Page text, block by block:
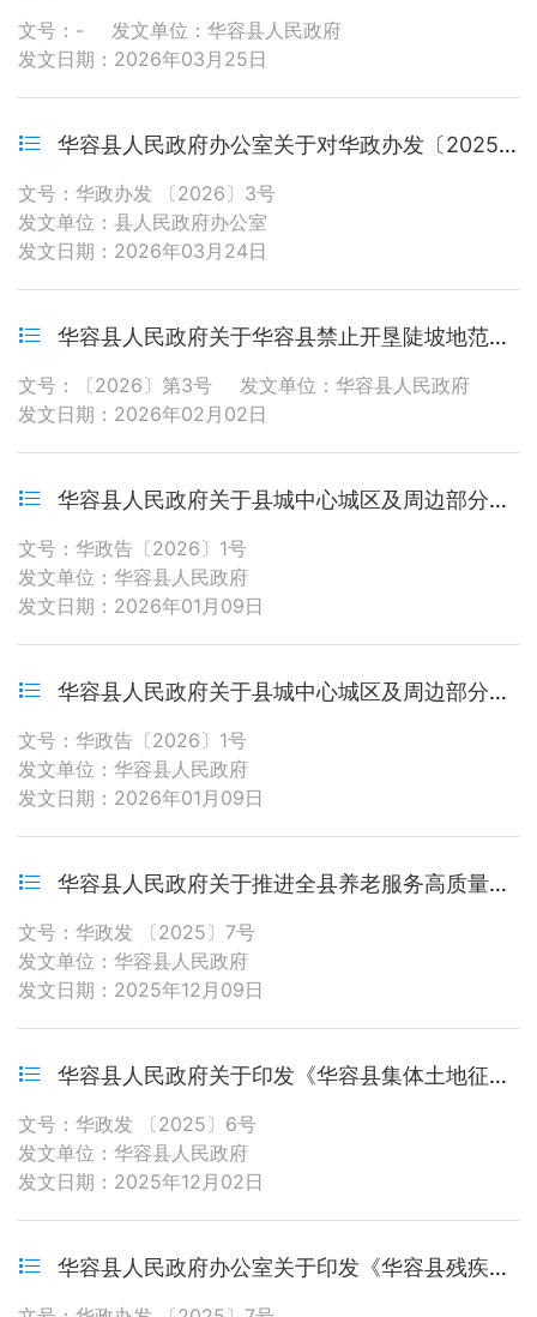
文号：-
发文单位：华容县人民政府
发文日期：2026年03月25日
华容县人民政府办公室关于对华政办发〔2025〕3号文件部分内容予以修改的通知
文号：华政办发 〔2026〕3号
发文单位：县人民政府办公室
发文日期：2026年03月24日
华容县人民政府关于华容县禁止开垦陡坡地范围的公告
文号：〔2026〕第3号
发文单位：华容县人民政府
发文日期：2026年02月02日
华容县人民政府关于县城中心城区及周边部分乡镇区域禁止燃放烟花爆竹的通告
文号：华政告〔2026〕1号
发文单位：华容县人民政府
发文日期：2026年01月09日
华容县人民政府关于县城中心城区及周边部分乡镇区域禁止燃放烟花爆竹的通告
文号：华政告〔2026〕1号
发文单位：华容县人民政府
发文日期：2026年01月09日
华容县人民政府关于推进全县养老服务高质量发展的实施意见
文号：华政发 〔2025〕7号
发文单位：华容县人民政府
发文日期：2025年12月09日
华容县人民政府关于印发《华容县集体土地征收与房屋拆迁补偿安置办法》的通知
文号：华政发 〔2025〕6号
发文单位：华容县人民政府
发文日期：2025年12月02日
华容县人民政府办公室关于印发《华容县残疾人和65周岁以上老年人免费乘坐县城区公共汽车实施办法》的通知